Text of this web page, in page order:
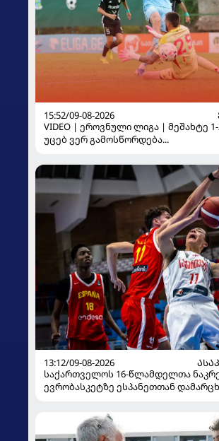
15:52/09-08-2026
VIDEO | ეროვნული ლიგა | მეშახტე
უცებ ვერ გამოსწორდება...
13:12/09-08-2026
საქართველოს 16-წლამდელთა
ევრობასკეტზე ესპანეთთან